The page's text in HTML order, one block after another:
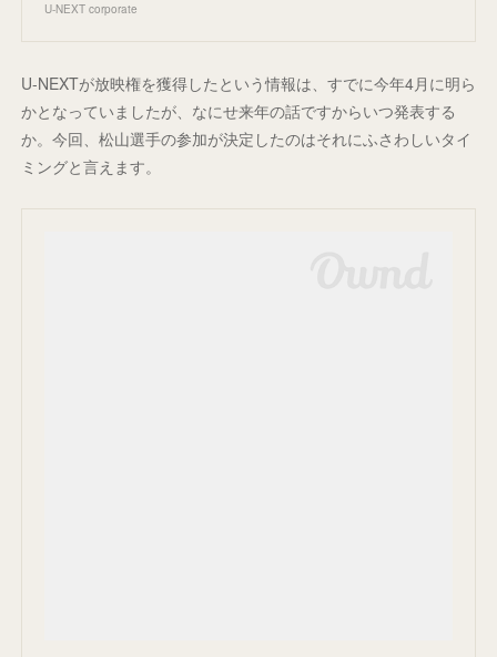
U-NEXT corporate
U-NEXTが放映権を獲得したという情報は、すでに今年4月に明ら
かとなっていましたが、なにせ来年の話ですからいつ発表する
か。今回、松山選手の参加が決定したのはそれにふさわしいタイ
ミングと言えます。